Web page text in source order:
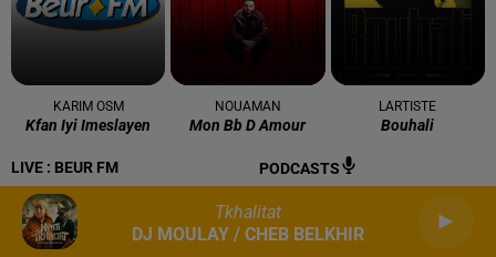
LIVE : BEUR FM PODCASTS
Tkhalitat
DJ MOULAY / CHEB BELKHIR
KARIM OSM
Kfan Iyi Imeslayen
NOUAMAN
Mon Bb D Amour
LARTISTE
Bouhali